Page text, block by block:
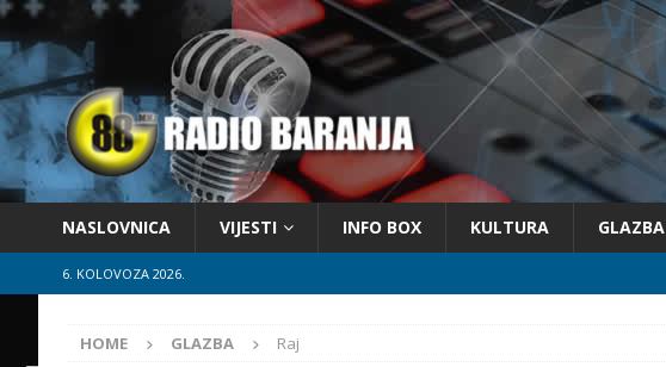
NASLOVNICA VIJESTI INFO BOX KULTURA GLAZBA
6. KOLOVOZA 2026.
HOME GLAZBA Raj